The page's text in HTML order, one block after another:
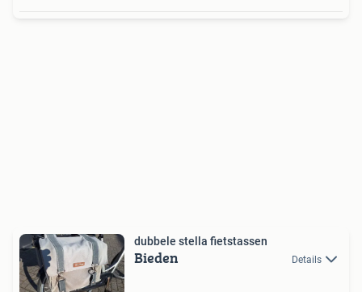
dubbele stella fietstassen
Bieden Details